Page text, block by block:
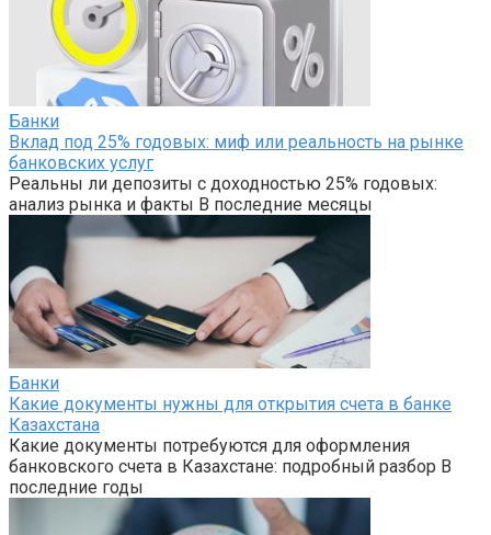
Банки
Вклад под 25% годовых: миф или реальность на рынке
банковских услуг
Реальны ли депозиты с доходностью 25% годовых:
анализ рынка и факты В последние месяцы
Банки
Какие документы нужны для открытия счета в банке
Казахстана
Какие документы потребуются для оформления
банковского счета в Казахстане: подробный разбор В
последние годы